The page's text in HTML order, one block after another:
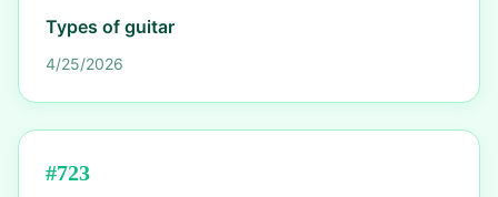
Types of guitar
4/25/2026
#723